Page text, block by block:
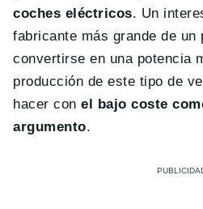
coches eléctricos. Un
fabricante más grande de un
convertirse en una potencia
producción de este tipo de
hacer conel bajo coste
argumento.